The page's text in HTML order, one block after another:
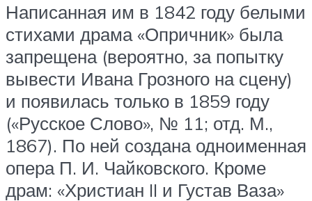
Написанная им в 1842 году белыми
стихами драма «Опричник» была
запрещена (вероятно, за попытку
вывести Ивана Грозного на сцену)
и появилась только в 1859 году
(«Русское Слово», № 11; отд. М.,
1867). По ней создана одноименная
опера П. И. Чайковского. Кроме
драм: «Христиан II и Густав Ваза»